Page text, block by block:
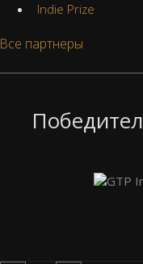
Indie Prize
Все партнеры